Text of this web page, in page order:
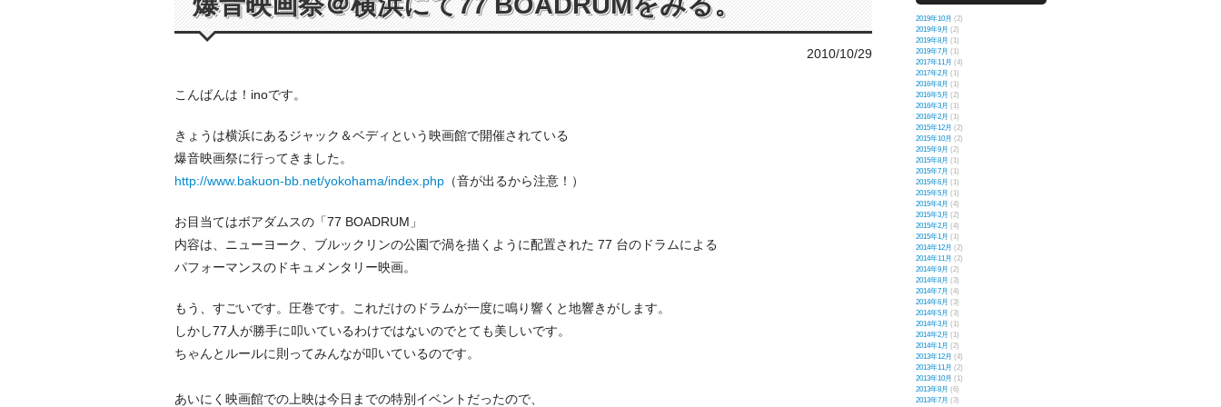
2010/10/29
こんばんは！inoです。
きょうは横浜にあるジャック＆ベディという映画館で開催されている
爆音映画祭に行ってきました。
http://www.bakuon-bb.net/yokohama/index.php （音が出るから注意！）
お目当てはボアダムスの「77 BOADRUM」
内容は、ニューヨーク、ブルックリンの公園で渦を描くように配置された 77 台のドラムによる
パフォーマンスのドキュメンタリー映画。
もう、すごいです。圧巻です。これだけのドラムが一度に鳴り響くと地響きがします。
しかし77人が勝手に叩いているわけではないのでとても美しいです。
ちゃんとルールに則ってみんなが叩いているのです。
あいにく映画館での上映は今日までの特別イベントだったので、
2019年10月 (2)
2019年9月 (2)
2019年8月 (1)
2019年7月 (1)
2017年11月 (4)
2017年2月 (1)
2016年8月 (1)
2016年5月 (2)
2016年3月 (1)
2016年2月 (1)
2015年12月 (2)
2015年10月 (2)
2015年9月 (2)
2015年8月 (1)
2015年7月 (1)
2015年6月 (1)
2015年5月 (1)
2015年4月 (4)
2015年3月 (2)
2015年2月 (4)
2015年1月 (1)
2014年12月 (2)
2014年11月 (2)
2014年9月 (2)
2014年8月 (3)
2014年7月 (4)
2014年6月 (3)
2014年5月 (3)
2014年3月 (1)
2014年2月 (1)
2014年1月 (2)
2013年12月 (4)
2013年11月 (2)
2013年10月 (1)
2013年8月 (6)
2013年7月 (3)